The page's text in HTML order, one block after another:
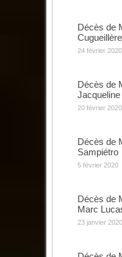
Décès de
Cugueillère
24 février 2020
Décès de
20 février 2020
Décès de
Sampiétro
5 février 2020
Décès de
Marc
23 janvier 2020